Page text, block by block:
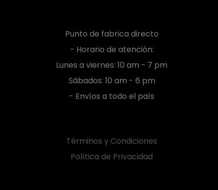
Punto de fabrica directo
- Horario de atención:
Lunes a viernes: 10 am - 7 pm
Sábados: 10 am - 6 pm
- Envíos a todo el país
Términos y Condiciones
Política de Privacidad